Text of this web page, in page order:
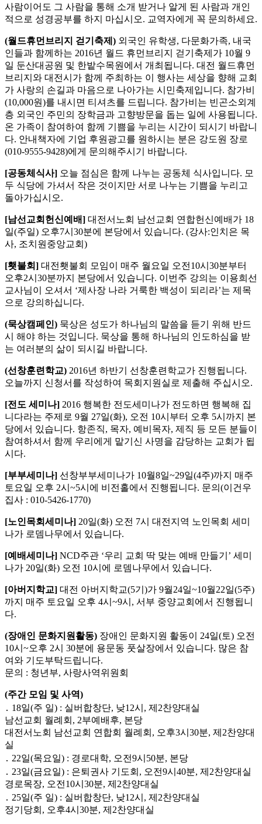
사람이어도 그 사람을 통해 소개 받거나 알게 된 사람과 개인
적으로 성경공부를 하지 마십시오. 교역자에게 꼭 문의하세요.
(월드휴먼브리지 걷기축제) 외국인 유학생, 다문화가족, 내국
인들과 함께하는 2016년 월드 휴먼브리지 걷기축제가 10월 9
일 둔산대공원 및 한밭수목원에서 개최됩니다. 대전 월드휴먼
브리지와 대전시가 함께 주최하는 이 행사는 세상을 향해 교회
가 사랑의 손길과 마음으로 나아가는 시민축제입니다. 참가비
(10,000원)를 내시면 티셔츠를 드립니다. 참가비는 빈곤소외계
층 외국인 주민의 장학금과 고향방문을 돕는 일에 사용됩니다.
온 가족이 참여하여 함께 기쁨을 누리는 시간이 되시기 바랍니
다. 안내책자에 기업 후원광고를 원하시는 분은 강도원 장로
(010-9555-9428)에게 문의해주시기 바랍니다.
[공동체식사] 오늘 점심은 함께 나누는 공동체 식사입니다. 모
두 식당에 가셔서 작은 것이지만 서로 나누는 기쁨을 누리고
돌아가십시오.
[남선교회헌신예배] 대전서노회 남선교회 연합헌신예배가 18
일(주일) 오후7시30분에 본당에서 있습니다. (강사:인치은 목
사, 조치원중앙교회)
[횃불회] 대전횃불회 모임이 매주 월요일 오전10시30분부터
오후2시30분까지 본당에서 있습니다. 이번주 강의는 이용희선
교사님이 오셔서 ‘제사장 나라 거룩한 백성이 되리라’는 제목
으로 강의하십니다.
(묵상캠페인) 묵상은 성도가 하나님의 말씀을 듣기 위해 반드
시 해야 하는 것입니다. 묵상을 통해 하나님의 인도하심을 받
는 여러분의 삶이 되시길 바랍니다.
(선창훈련학교) 2016년 하반기 선창훈련학교가 진행됩니다.
오늘까지 신청서를 작성하여 목회지원실로 제출해 주십시오.
[전도 세미나] 2016 행복한 전도세미나가 전도하면 행복해 집
니다라는 주제로 9월 27일(화), 오전 10시부터 오후 5시까지 본
당에서 있습니다. 항존직, 목자, 예비목자, 제직 등 모든 분들이
참여하셔서 함께 우리에게 맡기신 사명을 감당하는 교회가 됩
시다.
[부부세미나] 선창부부세미나가 10월8일~29일(4주)까지 매주
토요일 오후 2시~5시에 비전홀에서 진행됩니다. 문의(이건우
집사 : 010-5426-1770)
[노인목회세미나] 20일(화) 오전 7시 대전지역 노인목회 세미
나가 로뎀나무에서 있습니다.
[예배세미나] NCD주관 ‘우리 교회 딱 맞는 예배 만들기’ 세미
나가 20일(화) 오전 10시에 로뎀나무에서 있습니다.
[아버지학교] 대전 아버지학교(5기)가 9월24일~10월22일(5주)
까지 매주 토요일 오후 4시~9시, 서부 중양교회에서 진행됩니
다.
(장애인 문화지원활동) 장애인 문화지원 활동이 24일(토) 오전
10시~오후 2시 30분에 용문동 풋살장에서 있습니다. 많은 참
여와 기도부탁드립니다.
문의 : 청년부, 사랑사역위원회
(주간 모임 및 사역)
․ 18일(주 일) : 실버합창단, 낮12시, 제2찬양대실
남선교회 월례회, 2부예배후, 본당
대전서노회 남선교회 연합회 월례회, 오후3시30분, 제2찬양대
실
․ 22일(목요일) : 경로대학, 오전9시50분, 본당
․ 23일(금요일) : 은퇴권사 기도회, 오전9시40분, 제2찬양대실
경로목장, 오전10시30분, 제2찬양대실
․ 25일(주 일) : 실버합창단, 낮12시, 제2찬양대실
정기당회, 오후4시30분, 제2찬양대실